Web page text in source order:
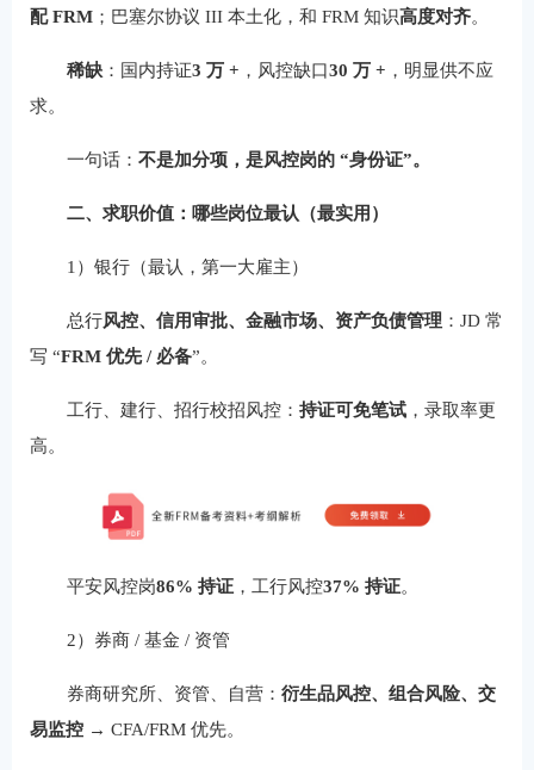
配 FRM ；巴塞尔协议 III 本土化，和 FRM 知识高度对齐。
稀缺：国内持证3 万 + ，风控缺口30 万 + ，明显供不应
求。
一句话： 不是加分项，是风控岗的 “身份证”。
二、求职价值：哪些岗位最认（最实用）
1）银行（最认，第一大雇主）
总行风控、信用审批、金融市场、资产负债管理：JD 常
写 “FRM 优先 / 必备”。
工行、建行、招行校招风控： 持证可免笔试，录取率更
高。
平安风控岗86% 持证，工行风控37% 持证。
2）券商 / 基金 / 资管
券商研究所、资管、自营： 衍生品风控、组合风险、交
易监控 → CFA/FRM 优先。